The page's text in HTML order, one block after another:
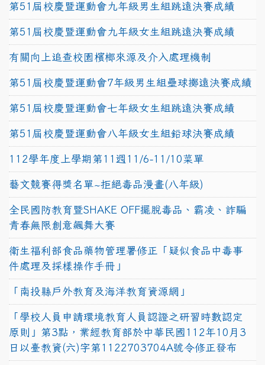
第51屆校慶暨運動會九年級男生組跳遠決賽成績
第51屆校慶暨運動會九年級女生組跳遠決賽成績
有關向上追查校園檳榔來源及介入處理機制
第51屆校慶暨運動會7年級男生組壘球擲遠決賽成績
第51屆校慶暨運動會七年級女生組跳遠決賽成績
第51屆校慶暨運動會八年級女生組鉛球決賽成績
112學年度上學期第11週11/6-11/10菜單
藝文競賽得獎名單~拒絕毒品漫畫(八年級)
全民國防教育暨SHAKE OFF擺脫毒品、霸凌、詐騙
青春無限創意飆舞大賽
衛生福利部食品藥物管理署修正「疑似食品中毒事
件處理及採樣操作手冊」
「南投縣戶外教育及海洋教育資源網」
「學校人員申請環境教育人員認證之研習時數認定
原則」第3點，業經教育部於中華民國112年10月3
日以臺教資(六)字第1122703704A號令修正發布